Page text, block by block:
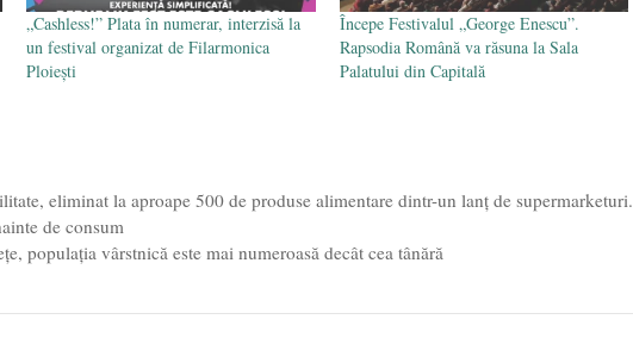
„Cashless!” Plata în numerar, interzisă la
un festival organizat de Filarmonica
Ploiești
Începe Festivalul „George Enescu”.
Rapsodia Română va răsuna la Sala
Palatului din Capitală
eliminat la aproape 500 de produse alimentare dintr-un lanț de supermarketuri.
de consum
populația vârstnică este mai numeroasă decât cea tânără